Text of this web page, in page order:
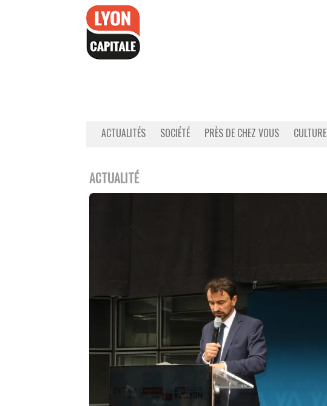
ACTUALITÉS SOCIÉTÉ PRÈS DE CHEZ VOUS CULTURE
ACTUALITÉ